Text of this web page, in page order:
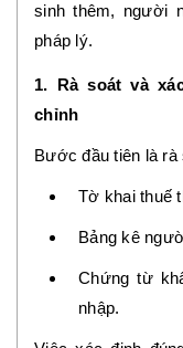
sinh thêm, người
pháp lý.
1. Rà soát và
chỉnh
Bước đầu tiên là rà
Tờ khai thuế
Bảng kê
Chứng từ
nhập.